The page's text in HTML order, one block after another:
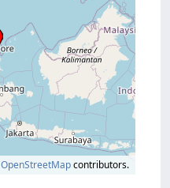
OpenStreetMapcontributors.